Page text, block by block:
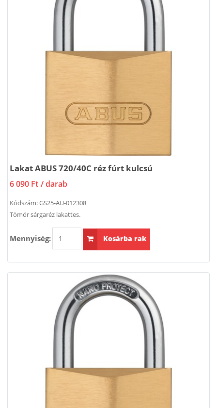
Lakat ABUS 720/40C réz fúrt kulcsú
6 090 Ft / darab
Kódszám:GS25-AU-012308
Tömör sárgaréz lakattes.
Mennyiség: Kosárba rak